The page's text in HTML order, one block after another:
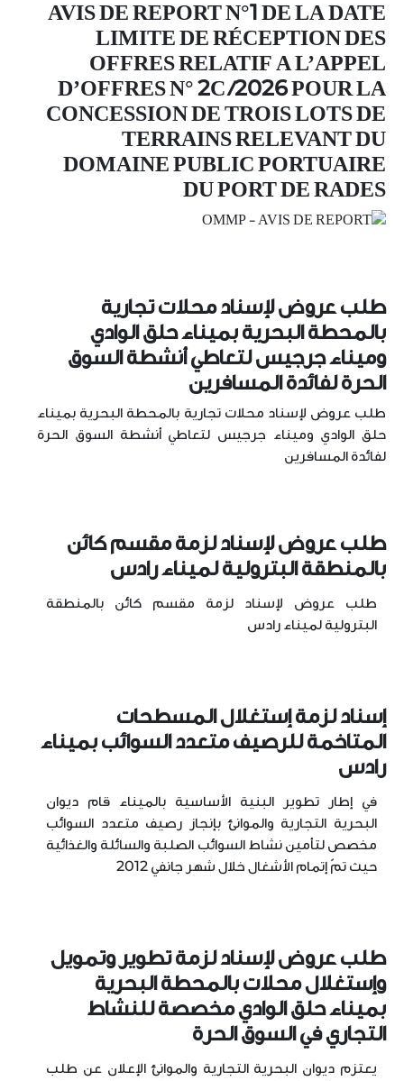
AVIS DE REPORT N°1 DE LA DATE
LIMITE DE RÉCEPTION DES
OFFRES RELATIF A L’APPEL
D’OFFRES N° 2C /2026 POUR LA
CONCESSION DE TROIS LOTS DE
TERRAINS RELEVANT DU
DOMAINE PUBLIC PORTUAIRE
DU PORT DE RADES
طلب عروض لإسناد محلات تجارية
بالمحطة البحرية بميناء حلق الوادي
وميناء جرجيس لتعاطي أنشطة السوق
الحرة لفائدة المسافرين
طلب عروض لإسناد محلات تجارية بالمحطة البحرية بميناء
حلق الوادي وميناء جرجيس لتعاطي أنشطة السوق الحرة
لفائدة المسافرين
طلب عروض لإسناد لزمة مقسم كائن
بالمنطقة البترولية لميناء رادس
طلب عروض لإسناد لزمة مقسم كائن بالمنطقة
البترولية لميناء رادس
إسناد لزمة إستغلال المسطحات
المتاخمة للرصيف متعدد السوائب بميناء
رادس
في إطار تطوير البنية الأساسية بالميناء قام ديوان
البحرية التجارية والموانئ بإنجاز رصيف متعدد السوائب
مخصص لتأمين نشاط السوائب الصلبة والسائلة والغذائية
حيث تمّ إتمام الأشغال خلال شهر جانفي 2012
طلب عروض لإسناد لزمة تطوير وتمويل
وإستغلال محلات بالمحطة البحرية
بميناء حلق الوادي مخصصة للنشاط
التجاري في السوق الحرة
يعتزم ديوان البحرية التجارية والموانئ الإعلان عن طلب